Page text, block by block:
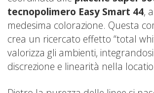
tecnopolimero Easy Smart 44,
medesima colorazione. Questa
crea un ricercato effetto “total
valorizza gli ambienti,
discrezione e linearità nella